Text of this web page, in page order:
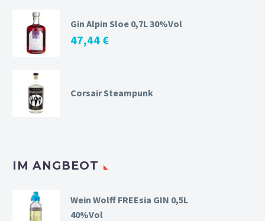
Gin Alpin Sloe 0,7L 30%Vol
47,44 €
Corsair Steampunk
IM ANGBEOT
Wein Wolff FREEsia GIN 0,5L
40%Vol